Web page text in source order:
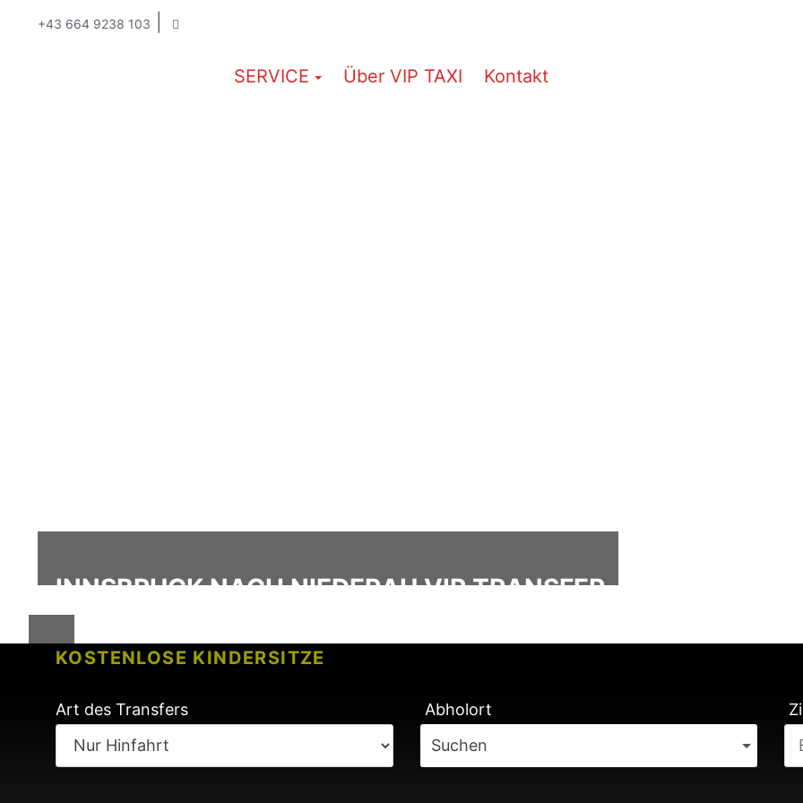
+43 664 9238 103
SERVICE Über VIP TAXI Kontakt
KOSTENLOSE KINDERSITZE
KEINE GEBÜHREN BEI FLUGVERSPÄTUNG
Art des Transfers
Abholort
Suchen
INNSBRUCK NACH NIEDERAU VIP TRANSFER